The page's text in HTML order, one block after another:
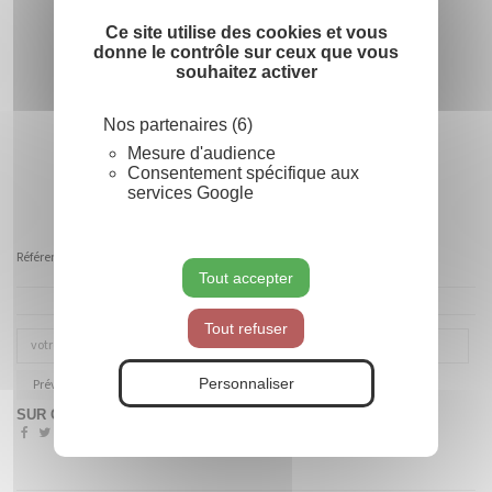
Ce site utilise des cookies et vous
donne le contrôle sur ceux que vous
souhaitez activer
Nos partenaires (6)
Mesure d'audience
Consentement spécifique aux
services Google
Tout accepter
Tout refuser
Personnaliser
Référence
Prévenez-moi lorsque le produit est disponible
SUR COMMANDE